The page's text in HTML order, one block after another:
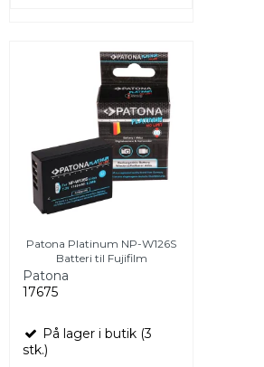
Patona Platinum NP-W126S
Batteri til Fujifilm
Patona
17675
På lager i butik (3
stk.)